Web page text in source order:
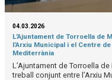
04.03.2026
L’Ajuntament de Torroella
l’Arxiu Municipal i el Centre
Mediterrània
L’Ajuntament de Torroella
treball conjunt entre l’Arxiu